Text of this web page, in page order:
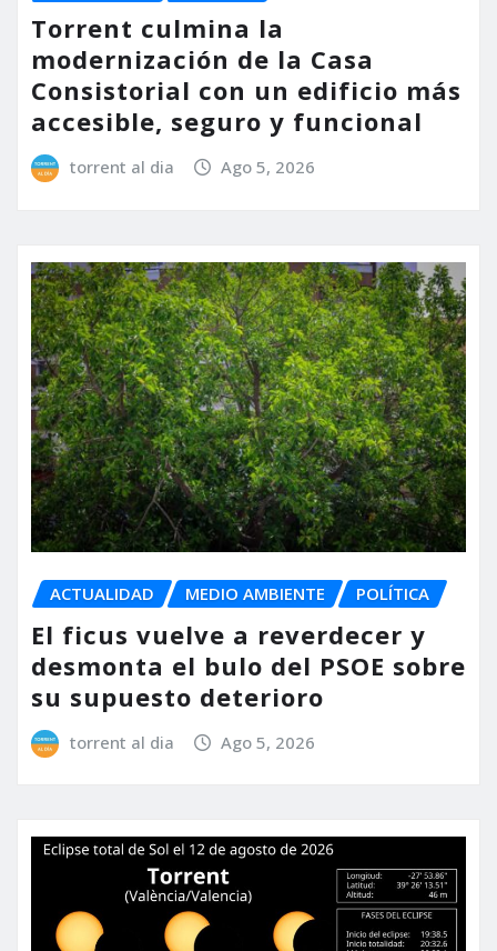
Torrent culmina la
modernización de la Casa
Consistorial con un edificio más
accesible, seguro y funcional
torrent al dia Ago 5, 2026
ACTUALIDAD MEDIO AMBIENTE POLÍTICA
El ficus vuelve a reverdecer y
desmonta el bulo del PSOE sobre
su supuesto deterioro
torrent al dia Ago 5, 2026